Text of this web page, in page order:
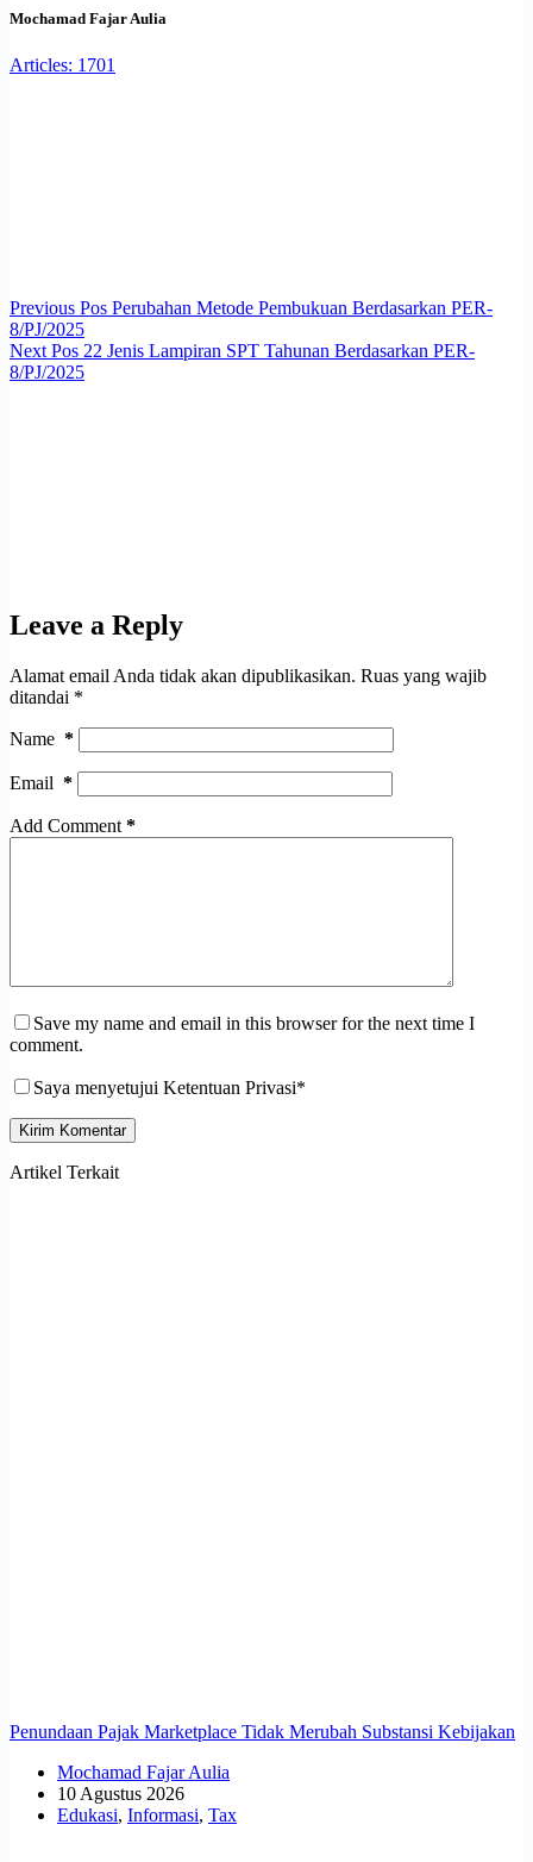
Mochamad Fajar Aulia
Articles: 1701
Previous Pos Perubahan Metode Pembukuan Berdasarkan PER-
8/PJ/2025
Next Pos 22 Jenis Lampiran SPT Tahunan Berdasarkan PER-
8/PJ/2025
Leave a Reply
Alamat email Anda tidak akan dipublikasikan. Ruas yang wajib
ditandai *
Name *
Email *
Add Comment *
Save my name and email in this browser for the next time I
comment.
Saya menyetujui Ketentuan Privasi*
Kirim Komentar
Artikel Terkait
Penundaan Pajak Marketplace Tidak Merubah Substansi Kebijakan
Mochamad Fajar Aulia
10 Agustus 2026
Edukasi, Informasi, Tax